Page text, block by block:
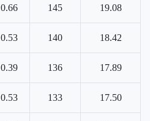
0.66 145 19.08
0.53 140 18.42
0.39 136 17.89
0.53 133 17.50